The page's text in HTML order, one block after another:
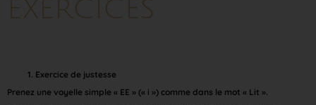
Exercice de justesse
Prenez une voyelle simple « EE » (« i ») comme dans le mot « Lit ».